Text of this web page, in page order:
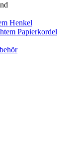
Henkel
Papierkordel